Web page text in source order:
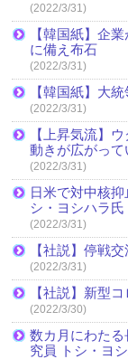
(2022/3/31)
【韓国紙】企
に備え布石
(2022/3/31)
【韓国紙】大
(2022/3/31)
【上昇気流】
動きが広がって
(2022/3/31)
日米で対中核
シ・ヨシハラ氏
(2022/3/31)
【社説】停戦
(2022/3/31)
【社説】新型
(2022/3/30)
数カ月にわた
究員 トシ・ヨ